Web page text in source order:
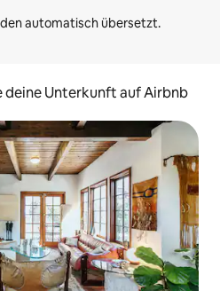
deine Unterkunft auf Airbnb